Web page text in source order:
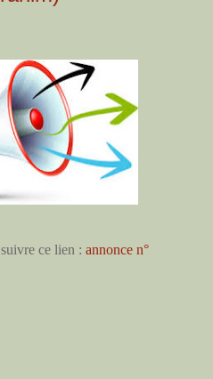
ce lien : annonce n°